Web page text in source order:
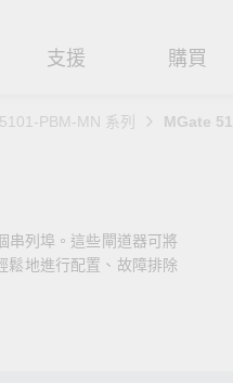
轉接器
性網路 (TSN)
強化 OT 網路安全
支援
政策
購買
創造永續價值
PBM-MN 系列 MGate
串列埠。這些閘道器可將
鬆地進行配置、故障排除